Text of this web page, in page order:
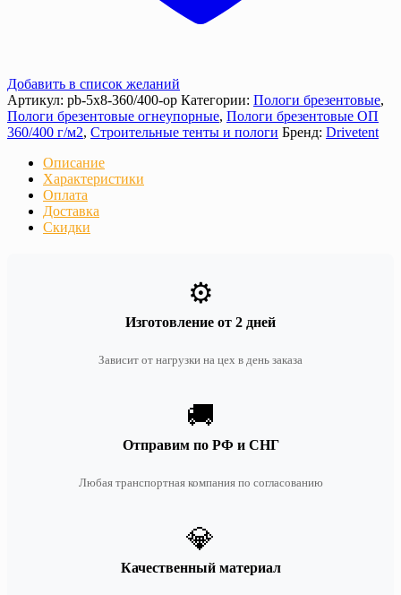
Добавить в список желаний
Артикул: pb-5x8-360/400-op Категории: Пологи брезентовые,
Пологи брезентовые огнеупорные, Пологи брезентовые ОП
360/400 г/м2, Строительные тенты и пологи Бренд: Drivetent
Описание
Характеристики
Оплата
Доставка
Скидки
⚙️
Изготовление от 2 дней
Зависит от нагрузки на цех в день заказа
🚚
Отправим по РФ и СНГ
Любая транспортная компания по согласованию
💎
Качественный материал